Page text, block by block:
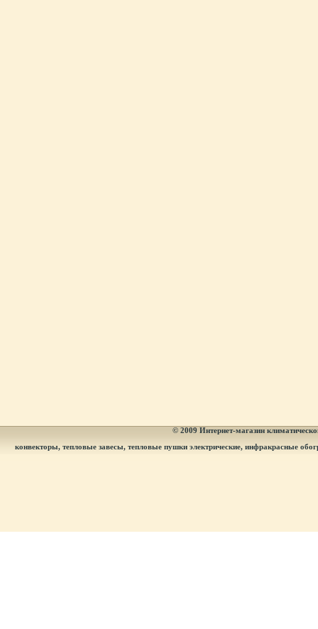
© 2009 Интернет-магазин
конвекторы, тепловые завесы, тепловые пушки электрические, инфракрасные